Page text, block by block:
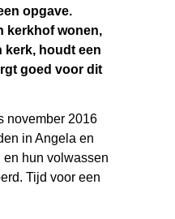
opgave.
kerkhof wonen,
kerk, houdt een
goed voor dit
november 2016
in Angela en
hun volwassen
Tijd voor een